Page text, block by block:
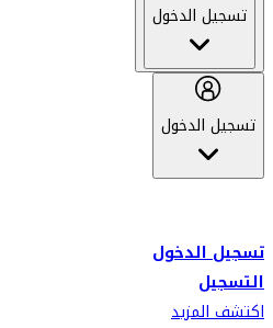
تسجيل الدخول
تسجيل الدخول
تسجيل الدخول
التسجيل
اكتشف المزيد